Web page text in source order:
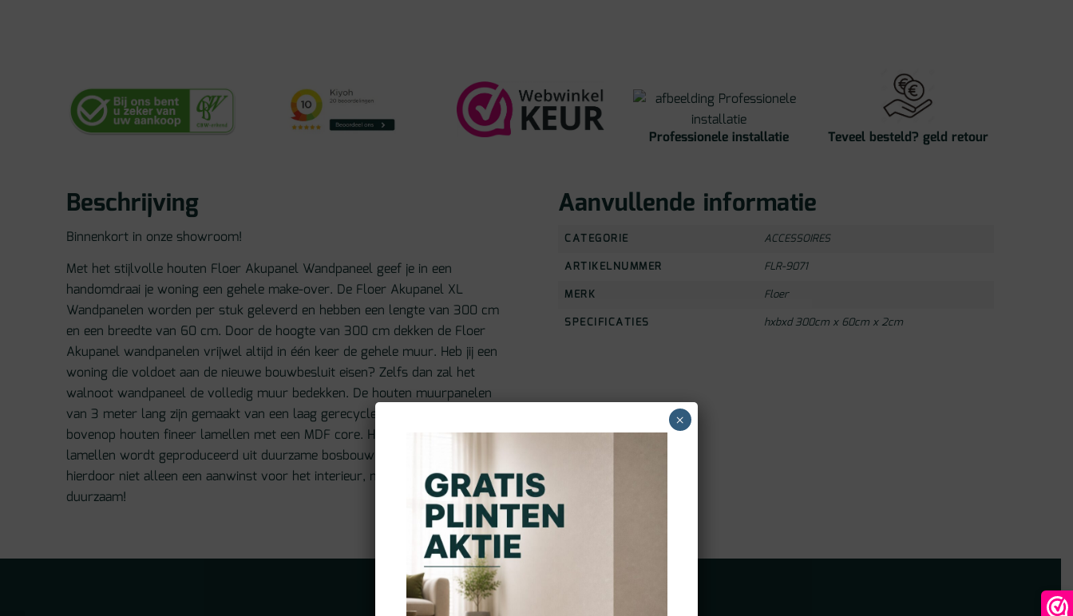
Professionele installatie Teveel besteld? geld retour
Beschrijving
Binnenkort in onze showroom!
Met het stijlvolle houten Floer Akupanel Wandpaneel geef je in een
handomdraai je woning een gehele make-over. De Floer Akupanel XL
Wandpanelen worden per stuk geleverd en hebben een lengte van 300 cm
en een breedte van 60 cm. Door de hoogte van 300 cm dekken de Floer
Akupanel wandpanelen vrijwel altijd in één keer de gehele muur. Heb jij een
woning die voldoet aan de nieuwe bouwbesluit eisen? Zelfs dan zal het
walnoot wandpaneel de volledig muur bedekken. De houten muurpanelen
van 3 meter lang zijn gemaakt van een laag gerecycled zwart vilt met daar
bovenop houten fineer lamellen met een MDF core. Het hout van de
lamellen wordt geproduceerd uit duurzame bosbouw. Het wandpaneel is
hierdoor niet alleen een aanwinst voor het interieur, maar ook uiterst
duurzaam!
Aanvullende informatie
CATEGORIE
ACCESSOIRES
ARTIKELNUMMER
FLR-9071
MERK
Floer
SPECIFICATIES
hxbxd 300cm x 60cm x 2cm
×